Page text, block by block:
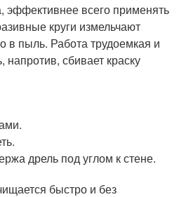
эффективнее всего применять
круги измельчают
в пыль. Работа трудоемкая и
сбивает краску
дрель под углом к стене.
быстро и без